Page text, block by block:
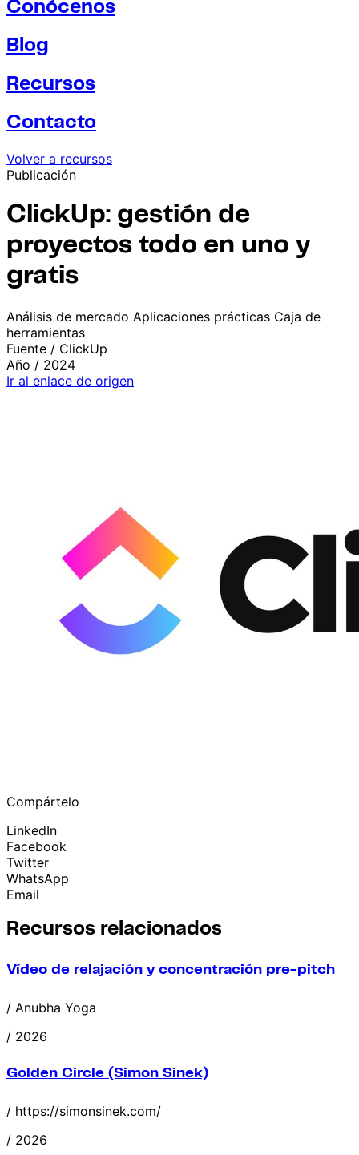
Conócenos
Blog
Recursos
Contacto
Volver a recursos
Publicación
ClickUp: gestión de
proyectos todo en uno y
gratis
Análisis de mercado Aplicaciones prácticas Caja de
herramientas
Fuente / ClickUp
Año / 2024
Ir al enlace de origen
Compártelo
LinkedIn
Facebook
Twitter
WhatsApp
Email
Recursos relacionados
Vídeo de relajación y concentración pre-pitch
/ Anubha Yoga
/ 2026
Golden Circle (Simon Sinek)
/ https://simonsinek.com/
/ 2026